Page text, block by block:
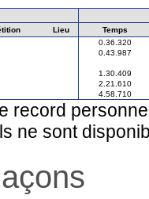
Lieu
Temps
0.36.320
0.43.987
1.30.409
2.21.610
4.58.710
record
ne sont